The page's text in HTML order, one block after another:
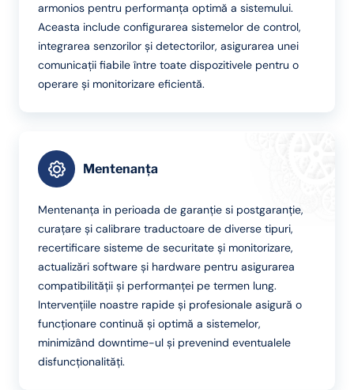
armonios pentru performanța optimă a sistemului.
Aceasta include configurarea sistemelor de control,
integrarea senzorilor și detectorilor, asigurarea unei
comunicații fiabile între toate dispozitivele pentru o
operare și monitorizare eficientă.
Mentenanța
Mentenanța in perioada de garanție si postgaranție,
curațare și calibrare traductoare de diverse tipuri,
recertificare sisteme de securitate și monitorizare,
actualizări software și hardware pentru asigurarea
compatibilității și performanței pe termen lung.
Intervențiile noastre rapide și profesionale asigură o
funcționare continuă și optimă a sistemelor,
minimizând downtime-ul și prevenind eventualele
disfuncționalități.